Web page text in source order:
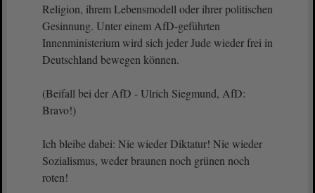
Religion, ihrem Lebensmodell oder ihrer politischen
Gesinnung. Unter einem AfD-geführten
Innenministerium wird sich jeder Jude wieder frei in
Deutschland bewegen können.
(Beifall bei der AfD - Ulrich Siegmund, AfD:
Bravo!)
Ich bleibe dabei: Nie wieder Diktatur! Nie wieder
Sozialismus, weder braunen noch grünen noch
roten!